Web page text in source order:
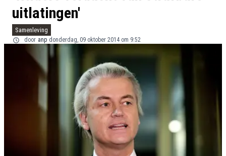
uitlatingen'
Samenleving
door anp donderdag, 09 oktober 2014 om 9:52